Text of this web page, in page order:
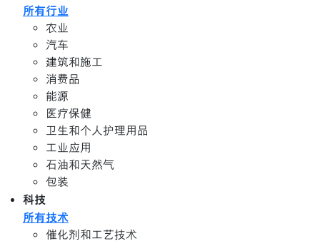
所有行业
农业
汽车
建筑和施工
消费品
能源
医疗保健
卫生和个人护理用品
工业应用
石油和天然气
包装
科技
所有技术
催化剂和工艺技术